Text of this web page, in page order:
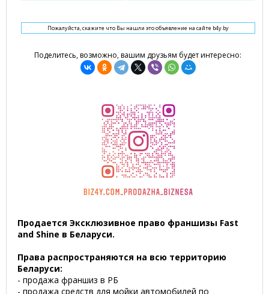
Пожалуйста, скажите что Вы нашли это объявление на сайте b4y.by
Поделитесь, возможно, вашим друзьям будет интересно:
Продается Эксклюзивное право франшизы Fast
and Shine в Беларуси.
Права распространяются на всю территорию
Беларуси:
- продажа франшиз в РБ
- продажа средств для мойки автомобилей по